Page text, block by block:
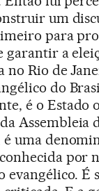
um
para
garantir a
Rio de
do
é o Estado
Assembleia
uma
por
evangélico. É